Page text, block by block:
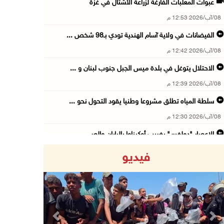
عبوات المعلبات الفارغة لزراعة الأشتال في غزة
08/آب/2026 12:53 م
الفيضانات في ولاية آسام الهندية تودي بـ98 شخص ...
08/آب/2026 12:42 م
الاحتلال يتوغل في بلدة ميس الجبل جنوب لبنان و ...
08/آب/2026 12:39 م
سلطة المياه تطلق مشروعا وطنيا يقود التحول نحو ...
08/آب/2026 12:30 م
الإعصار "دولفين" يضرب أوكيناوا باليابان والصي ...
08/آب/2026 11:44 ص
الاحتلال يواصل تجريف أراضٍ في سنجل شمال رام ...
08/آب/2026 11:35 ص
فيديو
Previous Next